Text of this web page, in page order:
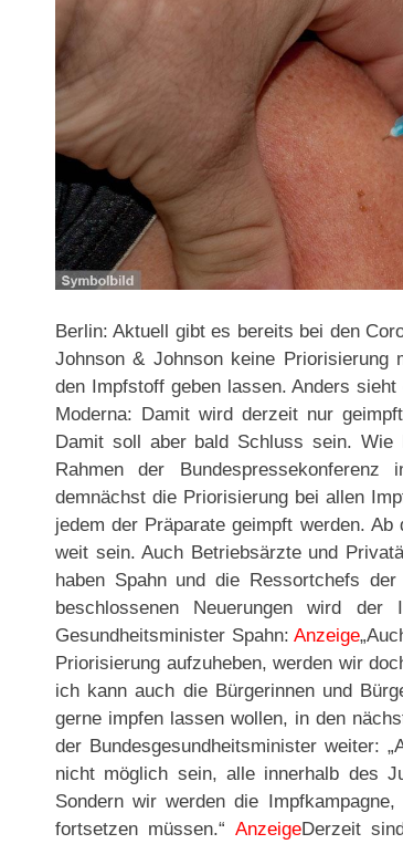
Berlin: Aktuell gibt es bereits bei den
Johnson & Johnson keine
den Impfstoff geben lassen. Anders
Moderna: Damit wird derzeit nur
Damit soll aber bald Schluss sein. Wie
Rahmen der
demnächst die Priorisierung bei allen
jedem der Präparate geimpft werden.
weit sein. Auch Betriebsärzte und
haben Spahn und die Ressortchefs
beschlossenen Neuerungen wird
Gesundheitsminister Spahn:Anzeige
Priorisierung aufzuheben, werden wir
ich kann auch die Bürgerinnen und
gerne impfen lassen wollen, in den
der Bundesgesundheitsminister weiter:
nicht möglich sein, alle innerhalb des
Sondern wir werden die
fortsetzen müssen.“ AnzeigeDerzeit